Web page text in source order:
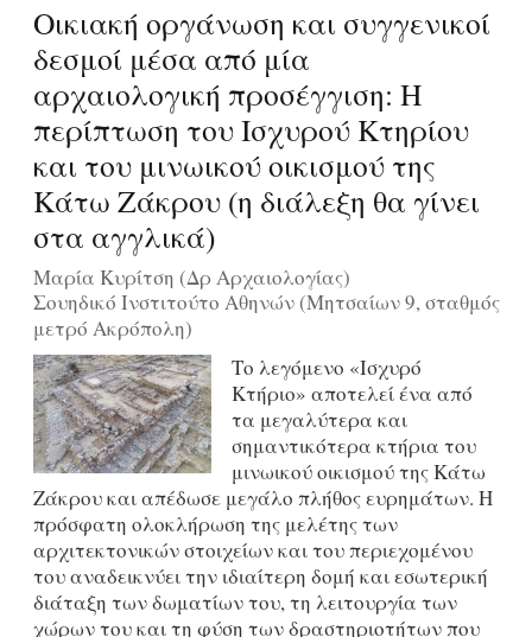
Οικιακή οργάνωση και συγγενικοί
δεσμοί μέσα από μία
αρχαιολογική προσέγγιση: Η
περίπτωση του Ισχυρού Κτηρίου
και του μινωικού οικισμού της
Κάτω Ζάκρου (η διάλεξη θα γίνει
στα αγγλικά)
Μαρία Κυρίτση (Δρ Αρχαιολογίας)
Σουηδικό Ινστιτούτο Αθηνών (Μητσαίων 9, σταθμός
μετρό Ακρόπολη)
Το λεγόμενο «Ισχυρό
Κτήριο» αποτελεί ένα από
τα μεγαλύτερα και
σημαντικότερα κτήρια του
μινωικού οικισμού της Κάτω
Ζάκρου και απέδωσε μεγάλο πλήθος ευρημάτων. Η
πρόσφατη ολοκλήρωση της μελέτης των
αρχιτεκτονικών στοιχείων και του περιεχομένου
του αναδεικνύει την ιδιαίτερη δομή και εσωτερική
διάταξη των δωματίων του, τη λειτουργία των
χώρων του και τη φύση των δραστηριοτήτων που